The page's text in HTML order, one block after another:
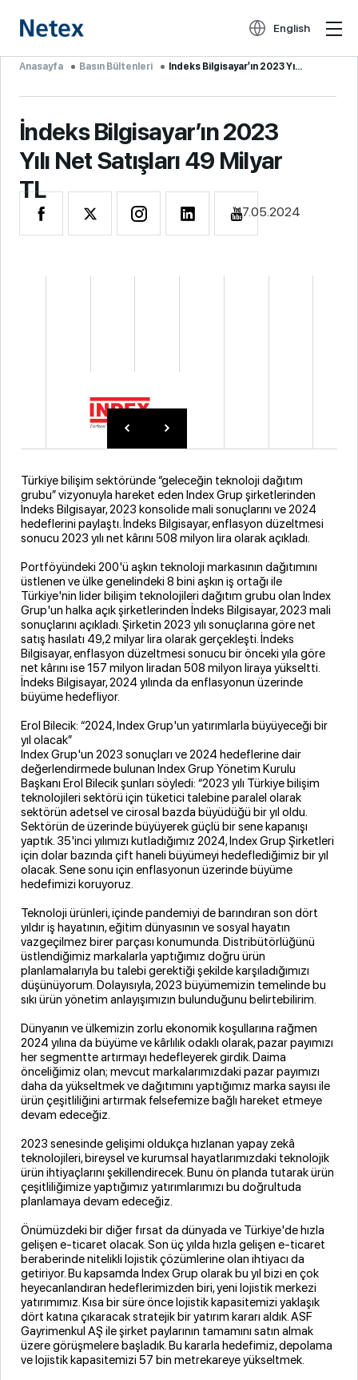
English
Anasayfa Basın Bültenleri İndeks Bilgisayar’ın 2023 Yı...
İndeks Bilgisayar’ın 2023
Yılı Net Satışları 49 Milyar
TL
17.05.2024
Türkiye bilişim sektöründe “geleceğin teknoloji dağıtım
grubu” vizyonuyla hareket eden Index Grup şirketlerinden
İndeks Bilgisayar, 2023 konsolide mali sonuçlarını ve 2024
hedeflerini paylaştı. İndeks Bilgisayar, enflasyon düzeltmesi
sonucu 2023 yılı net kârını 508 milyon lira olarak açıkladı.
Portföyündeki 200'ü aşkın teknoloji markasının dağıtımını
üstlenen ve ülke genelindeki 8 bini aşkın iş ortağı ile
Türkiye'nin lider bilişim teknolojileri dağıtım grubu olan Index
Grup'un halka açık şirketlerinden İndeks Bilgisayar, 2023 mali
sonuçlarını açıkladı. Şirketin 2023 yılı sonuçlarına göre net
satış hasılatı 49,2 milyar lira olarak gerçekleşti. İndeks
Bilgisayar, enflasyon düzeltmesi sonucu bir önceki yıla göre
net kârını ise 157 milyon liradan 508 milyon liraya yükseltti.
İndeks Bilgisayar, 2024 yılında da enflasyonun üzerinde
büyüme hedefliyor.
Erol Bilecik: “2024, Index Grup'un yatırımlarla büyüyeceği bir
yıl olacak”
Index Grup'un 2023 sonuçları ve 2024 hedeflerine dair
değerlendirmede bulunan Index Grup Yönetim Kurulu
Başkanı Erol Bilecik şunları söyledi: “2023 yılı Türkiye bilişim
teknolojileri sektörü için tüketici talebine paralel olarak
sektörün adetsel ve cirosal bazda büyüdüğü bir yıl oldu.
Sektörün de üzerinde büyüyerek güçlü bir sene kapanışı
yaptık. 35'inci yılımızı kutladığımız 2024, Index Grup Şirketleri
için dolar bazında çift haneli büyümeyi hedeflediğimiz bir yıl
olacak. Sene sonu için enflasyonun üzerinde büyüme
hedefimizi koruyoruz.
Teknoloji ürünleri, içinde pandemiyi de barındıran son dört
yıldır iş hayatının, eğitim dünyasının ve sosyal hayatın
vazgeçilmez birer parçası konumunda. Distribütörlüğünü
üstlendiğimiz markalarla yaptığımız doğru ürün
planlamalarıyla bu talebi gerektiği şekilde karşıladığımızı
düşünüyorum. Dolayısıyla, 2023 büyümemizin temelinde bu
sıkı ürün yönetim anlayışımızın bulunduğunu belirtebilirim.
Dünyanın ve ülkemizin zorlu ekonomik koşullarına rağmen
2024 yılına da büyüme ve kârlılık odaklı olarak, pazar payımızı
her segmentte artırmayı hedefleyerek girdik. Daima
önceliğimiz olan; mevcut markalarımızdaki pazar payımızı
daha da yükseltmek ve dağıtımını yaptığımız marka sayısı ile
ürün çeşitliliğini artırmak felsefemize bağlı hareket etmeye
devam edeceğiz.
2023 senesinde gelişimi oldukça hızlanan yapay zekâ
teknolojileri, bireysel ve kurumsal hayatlarımızdaki teknolojik
ürün ihtiyaçlarını şekillendirecek. Bunu ön planda tutarak ürün
çeşitliliğimize yaptığımız yatırımlarımızı bu doğrultuda
planlamaya devam edeceğiz.
Önümüzdeki bir diğer fırsat da dünyada ve Türkiye'de hızla
gelişen e-ticaret olacak. Son üç yılda hızla gelişen e-ticaret
beraberinde nitelikli lojistik çözümlerine olan ihtiyacı da
getiriyor. Bu kapsamda Index Grup olarak bu yıl bizi en çok
heyecanlandıran hedeflerimizden biri, yeni lojistik merkezi
yatırımımız. Kısa bir süre önce lojistik kapasitemizi yaklaşık
dört katına çıkaracak stratejik bir yatırım kararı aldık. ASF
Gayrimenkul AŞ ile şirket paylarının tamamını satın almak
üzere görüşmelere başladık. Bu kararla hedefimiz, depolama
ve lojistik kapasitemizi 57 bin metrekareye yükseltmek.